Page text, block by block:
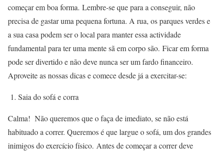
começar em boa forma. Lembre-se que para a conseguir, não
precisa de gastar uma pequena fortuna. A rua, os parques verdes e
a sua casa podem ser o local para manter essa actividade
fundamental para ter uma mente sã em corpo são. Ficar em forma
pode ser divertido e não deve nunca ser um fardo financeiro.
Aproveite as nossas dicas e comece desde já a exercitar-se:
1. Saia do sofá e corra
Calma! Não queremos que o faça de imediato, se não está
habituado a correr. Queremos é que largue o sofá, um dos grandes
inimigos do exercício físico. Antes de começar a correr deve